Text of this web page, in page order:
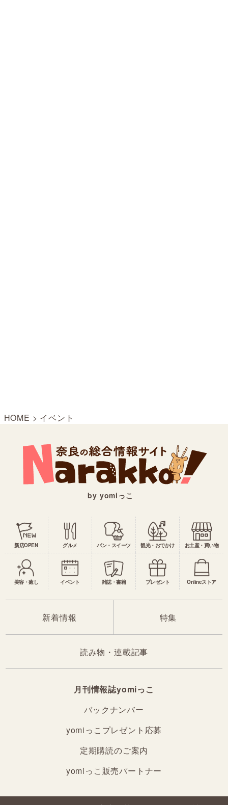
HOME > イベント
by yomiっこ
新店OPEN グルメ パン・スイーツ 観光・おでかけ お土産・買い物
美容・癒し イベント 雑誌・書籍 プレゼント Onlineストア
新着情報 特集
読み物・連載記事
月刊情報誌yomiっこ
バックナンバー
yomiっこプレゼント応募
定期購読のご案内
yomiっこ販売パートナー